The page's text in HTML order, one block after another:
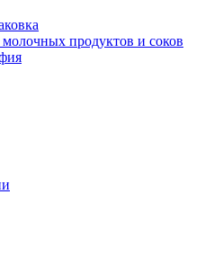
молочных продуктов и соков